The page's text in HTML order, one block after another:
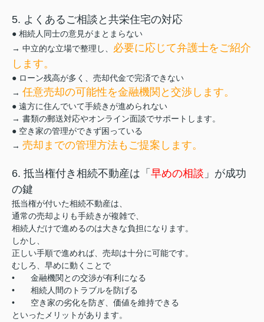
5. よくあるご相談と共栄住宅の対応
● 相続人同士の意見がまとまらない
→ 中立的な立場で整理し、 必要に応じて弁護士をご紹介
します。
● ローン残高が多く、売却代金で完済できない
→ 任意売却の可能性を金融機関と交渉します。
● 遠方に住んでいて手続きが進められない
→ 書類の郵送対応やオンライン面談でサポートします。
● 空き家の管理ができず困っている
→ 売却までの管理方法もご提案します。
6. 抵当権付き相続不動産は「 早めの相談 」が成功
の鍵
抵当権が付いた相続不動産は、
通常の売却よりも手続きが複雑で、
相続人だけで進めるのは大きな負担になります。
しかし、
正しい手順で進めれば、売却は十分に可能です。
むしろ、早めに動くことで
•
金融機関との交渉が有利になる
•
相続人間のトラブルを防げる
•
空き家の劣化を防ぎ、価値を維持できる
といったメリットがあります。